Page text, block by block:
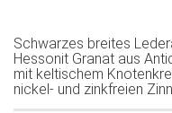
Schwarzes breites
Hessonit Granat aus
mit keltischem
nickel- und zinkfreien